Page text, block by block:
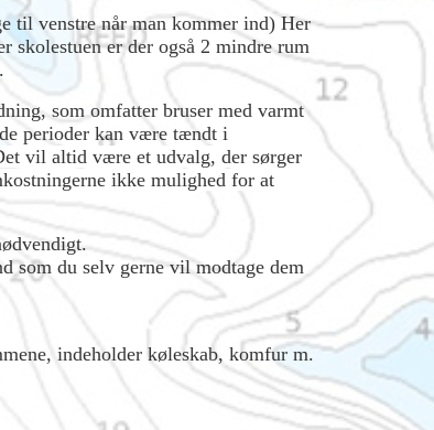
til venstre når man kommer ind) Her
skolestuen er der også 2 mindre rum
som omfatter bruser med varmt
perioder kan være tændt i
vil altid være et udvalg, der sørger
ikke mulighed for at
som du selv gerne vil modtage dem
indeholder køleskab, komfur m.